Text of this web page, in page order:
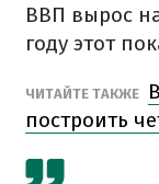
ВВП вырос
году этот
ЧИТАЙТЕ ТАКЖЕ
построить